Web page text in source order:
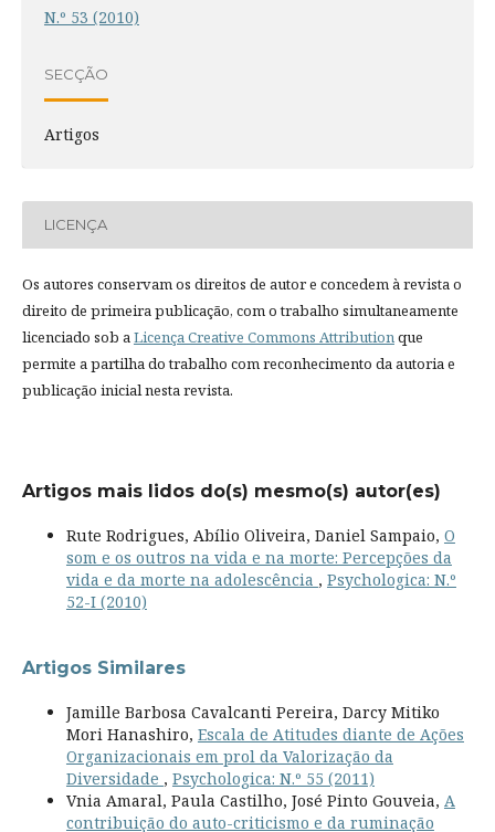
N.º 53 (2010)
SECÇÃO
Artigos
LICENÇA
Os autores conservam os direitos de autor e concedem à revista o
direito de primeira publicação, com o trabalho simultaneamente
licenciado sob aLicença Creative Commons Attributionque
permite a partilha do trabalho com reconhecimento da autoria e
publicação inicial nesta revista.
Artigos mais lidos do(s) mesmo(s) autor(es)
Rute Rodrigues, Abílio Oliveira, Daniel Sampaio, O
som e os outros na vida e na morte: Percepções da
vida e da morte na adolescência , Psychologica: N.º
52-I (2010)
Artigos Similares
Jamille Barbosa Cavalcanti Pereira, Darcy Mitiko
Mori Hanashiro, Escala de Atitudes diante de Ações
Organizacionais em prol da Valorização da
Diversidade , Psychologica: N.º 55 (2011)
Vnia Amaral, Paula Castilho, José Pinto Gouveia, A
contribuição do auto-criticismo e da ruminação